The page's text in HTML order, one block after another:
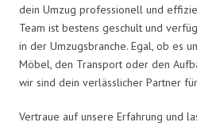
dein Umzug professionell und
Team ist bestens geschult und
in der Umzugsbranche. Egal, ob es
Möbel, den Transport oder den
wir sind dein verlässlicher Partner
Vertraue auf unsere Erfahrung und